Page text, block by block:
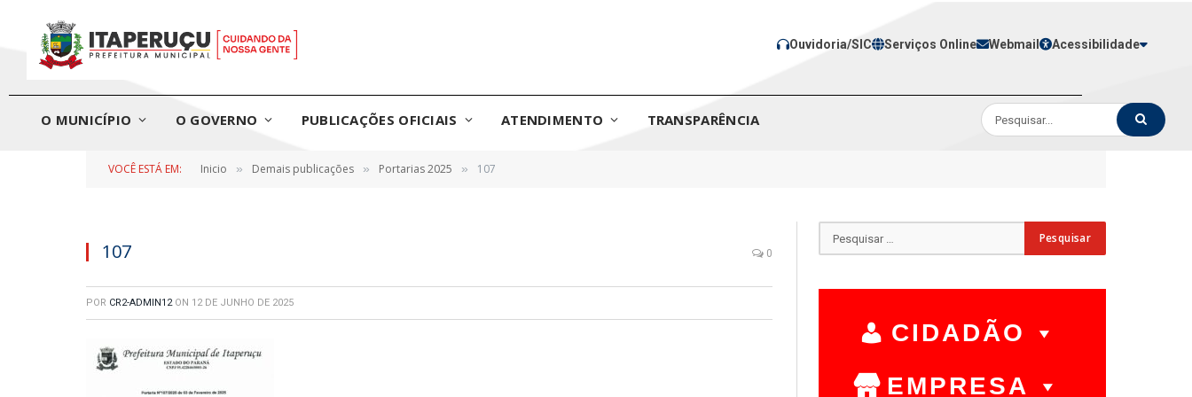
Ouvidoria/SIC Serviços Online Webmail Acessibilidade
O MUNICÍPIO O GOVERNO PUBLICAÇÕES OFICIAIS ATENDIMENTO TRANSPARÊNCIA
VOCÊ ESTÁ EM: Inicio » Demais publicações » Portarias 2025 » 107
107 0
POR CR2-ADMIN12 ON 12 DE JUNHO DE 2025
CIDADÃO
EMPRESA